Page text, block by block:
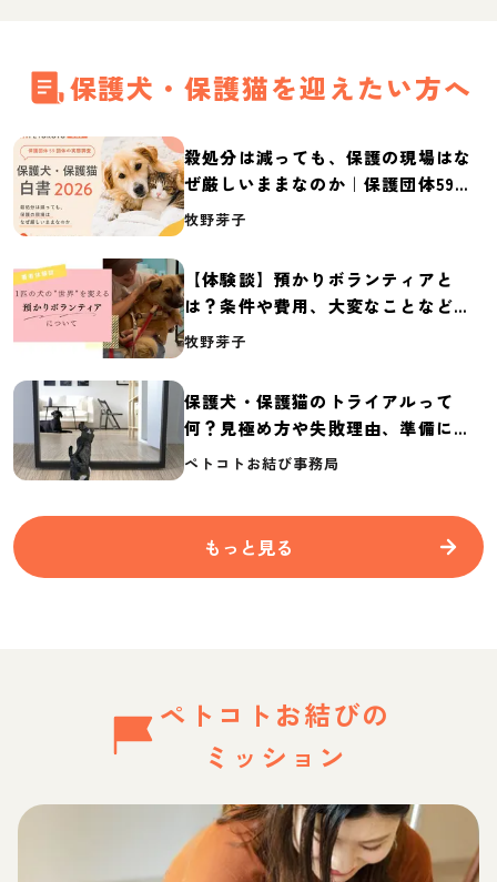
保護犬・保護猫を迎えたい方へ
殺処分は減っても、保護の現場はな
ぜ厳しいままなのか｜保護団体59団
体の実態調査【保護犬・保護猫白書
牧野芽子
【体験談】預かりボランティアと
は？条件や費用、大変なことなど紹
介
牧野芽子
保護犬・保護猫のトライアルって
何？見極め方や失敗理由、準備に必
要なものを紹介
ペトコトお結び事務局
もっと見る
ペトコトお結びの
ミッション